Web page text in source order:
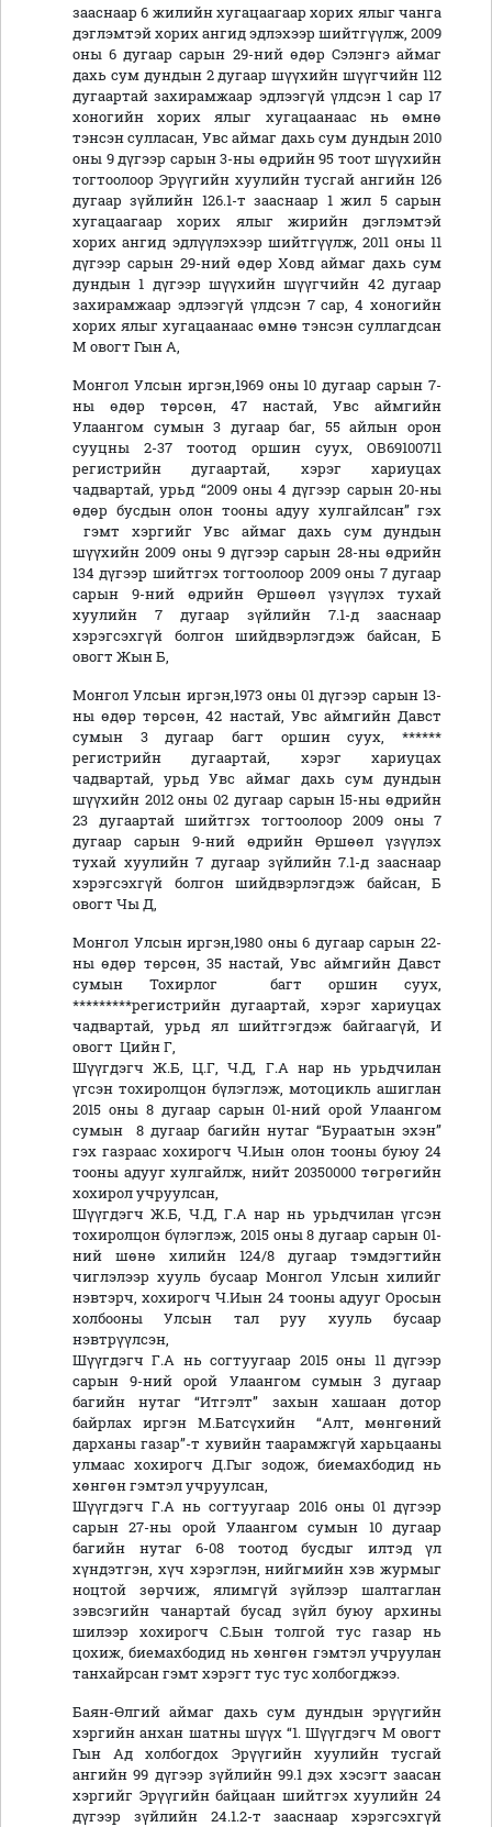
зааснаар 6 жилийн хугацаагаар хорих ялыг чанга
дэглэмтэй хорих ангид эдлэхээр шийтгүүлж, 2009
оны 6 дугаар сарын 29-ний өдөр Сэлэнгэ аймаг
дахь сум дундын 2 дугаар шүүхийн шүүгчийн 112
дугаартай захирамжаар эдлээгүй үлдсэн 1 сар 17
хоногийн хорих ялыг хугацаанаас нь өмнө
тэнсэн сулласан, Увс аймаг дахь сум дундын 2010
оны 9 дүгээр сарын 3-ны өдрийн 95 тоот шүүхийн
тогтоолоор Эрүүгийн хуулийн тусгай ангийн 126
дугаар зүйлийн 126.1-т зааснаар 1 жил 5 сарын
хугацаагаар хорих ялыг жирийн дэглэмтэй
хорих ангид эдлүүлэхээр шийтгүүлж, 2011 оны 11
дүгээр сарын 29-ний өдөр Ховд аймаг дахь сум
дундын 1 дүгээр шүүхийн шүүгчийн 42 дугаар
захирамжаар эдлээгүй үлдсэн 7 сар, 4 хоногийн
хорих ялыг хугацаанаас өмнө тэнсэн суллагдсан
М овогт Гын А,
Монгол Улсын иргэн,1969 оны 10 дугаар сарын 7-
ны өдөр төрсөн, 47 настай, Увс аймгийн
Улаангом сумын 3 дугаар баг, 55 айлын орон
сууцны 2-37 тоотод оршин суух, ОВ69100711
регистрийн дугаартай, хэрэг хариуцах
чадвартай, урьд “2009 оны 4 дүгээр сарын 20-ны
өдөр бусдын олон тооны адуу хулгайлсан” гэх
гэмт хэргийг Увс аймаг дахь сум дундын
шүүхийн 2009 оны 9 дүгээр сарын 28-ны өдрийн
134 дүгээр шийтгэх тогтоолоор 2009 оны 7 дугаар
сарын 9-ний өдрийн Өршөөл үзүүлэх тухай
хуулийн 7 дугаар зүйлийн 7.1-д зааснаар
хэрэгсэхгүй болгон шийдвэрлэгдэж байсан, Б
овогт Жын Б,
Монгол Улсын иргэн,1973 оны 01 дүгээр сарын 13-
ны өдөр төрсөн, 42 настай, Увс аймгийн Давст
сумын 3 дугаар багт оршин суух, ******
регистрийн дугаартай, хэрэг хариуцах
чадвартай, урьд Увс аймаг дахь сум дундын
шүүхийн 2012 оны 02 дугаар сарын 15-ны өдрийн
23 дугаартай шийтгэх тогтоолоор 2009 оны 7
дугаар сарын 9-ний өдрийн Өршөөл үзүүлэх
тухай хуулийн 7 дугаар зүйлийн 7.1-д зааснаар
хэрэгсэхгүй болгон шийдвэрлэгдэж байсан, Б
овогт Чы Д,
Монгол Улсын иргэн,1980 оны 6 дугаар сарын 22-
ны өдөр төрсөн, 35 настай, Увс аймгийн Давст
сумын Тохирлог багт оршин суух,
*********регистрийн дугаартай, хэрэг хариуцах
чадвартай, урьд ял шийтгэгдэж байгаагүй, И
овогт Цийн Г,
Шүүгдэгч Ж.Б, Ц.Г, Ч.Д, Г.А нар нь урьдчилан
үгсэн тохиролцон бүлэглэж, мотоцикль ашиглан
2015 оны 8 дугаар сарын 01-ний орой Улаангом
сумын 8 дугаар багийн нутаг “Бураатын эхэн”
гэх газраас хохирогч Ч.Иын олон тооны буюу 24
тооны адууг хулгайлж, нийт 20350000 төгрөгийн
хохирол учруулсан,
Шүүгдэгч Ж.Б, Ч.Д, Г.А нар нь урьдчилан үгсэн
тохиролцон бүлэглэж, 2015 оны 8 дугаар сарын 01-
ний шөнө хилийн 124/8 дугаар тэмдэгтийн
чиглэлээр хууль бусаар Монгол Улсын хилийг
нэвтэрч, хохирогч Ч.Иын 24 тооны адууг Оросын
холбооны Улсын тал руу хууль бусаар
нэвтрүүлсэн,
Шүүгдэгч Г.А нь согтуугаар 2015 оны 11 дүгээр
сарын 9-ний орой Улаангом сумын 3 дугаар
багийн нутаг “Итгэлт” захын хашаан дотор
байрлах иргэн М.Батсүхийн “Алт, мөнгөний
дарханы газар”-т хувийн таарамжгүй харьцааны
улмаас хохирогч Д.Гыг зодож, биемахбодид нь
хөнгөн гэмтэл учруулсан,
Шүүгдэгч Г.А нь согтуугаар 2016 оны 01 дүгээр
сарын 27-ны орой Улаангом сумын 10 дугаар
багийн нутаг 6-08 тоотод бусдыг илтэд үл
хүндэтгэн, хүч хэрэглэн, нийгмийн хэв журмыг
ноцтой зөрчиж, ялимгүй зүйлээр шалтаглан
зэвсэгийн чанартай бусад зүйл буюу архины
шилээр хохирогч С.Бын толгой тус газар нь
цохиж, биемахбодид нь хөнгөн гэмтэл учруулан
танхайрсан гэмт хэрэгт тус тус холбогджээ.
Баян-Өлгий аймаг дахь сум дундын эрүүгийн
хэргийн анхан шатны шүүх “1. Шүүгдэгч М овогт
Гын Ад холбогдох Эрүүгийн хуулийн тусгай
ангийн 99 дүгээр зүйлийн 99.1 дэх хэсэгт заасан
хэргийг Эрүүгийн байцаан шийтгэх хуулийн 24
дүгээр зүйлийн 24.1.2-т зааснаар хэрэгсэхгүй